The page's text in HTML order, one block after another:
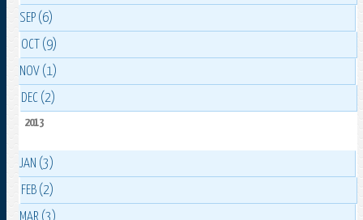
SEP (6)
OCT (9)
NOV (1)
DEC (2)
2013
JAN (3)
FEB (2)